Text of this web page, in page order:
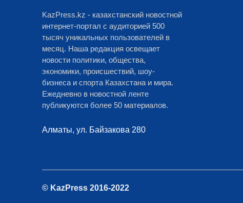
KazPress.kz - казахстанский новостной
интернет-портал с аудиторией 500
тысяч уникальных пользователей в
месяц. Наша редакция освещает
новости политики, общества,
экономики, происшествий, шоу-
бизнеса и спорта Казахстана и мира.
Ежедневно в новостной ленте
публикуются более 50 материалов.
Алматы, ул. Байзакова 280
© KazPress 2016-2022